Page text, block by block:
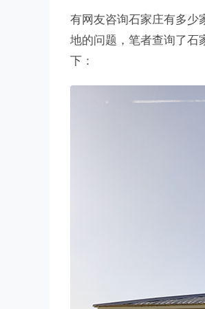
有网友咨询石家庄有多少
地的问题，笔者查询了石
下：